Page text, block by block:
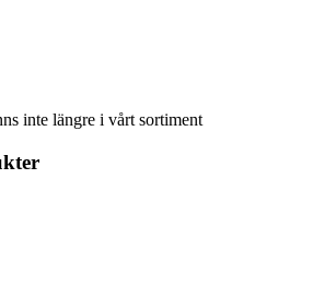
inte längre i vårt sortiment